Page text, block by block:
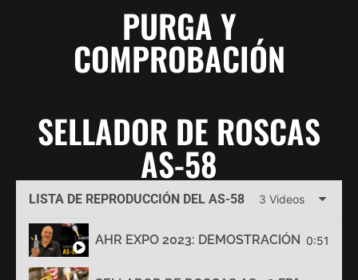
PURGA Y
COMPROBACIÓN
SELLADOR DE ROSCAS
AS-58
LISTA DE REPRODUCCIÓN DEL AS-58 3 Videos
AHR EXPO 2023: DEMOSTRACIÓN DEL
0:51